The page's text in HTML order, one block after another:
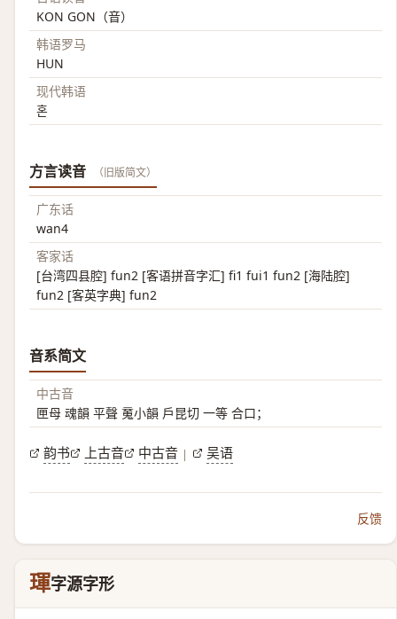
KON GON（音）
韩语罗马
HUN
现代韩语
혼
方言读音 （旧版简文）
广东话
wan4
客家话
[台湾四县腔] fun2 [客语拼音字汇] fi1 fui1 fun2 [海陆腔]
fun2 [客英字典] fun2
音系简文
中古音
匣母 魂韻 平聲 䰟小韻 戶昆切 一等 合口；
韵书 上古音 中古音 | 吴语
反馈
琿字源字形